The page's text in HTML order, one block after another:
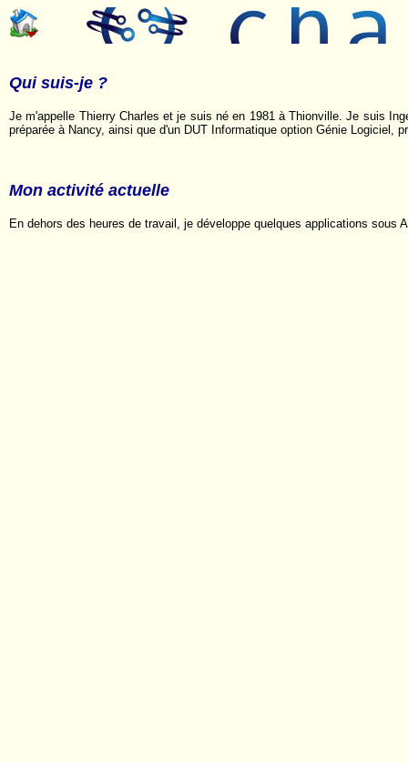
Qui suis-je ?
Je m'appelle Thierry Charles et je suis né en 1981 à Thionville. Je suis
préparée à Nancy, ainsi que d'un DUT Informatique option Génie Logiciel,
Mon activité actuelle
En dehors des heures de travail, je développe quelques applications sous